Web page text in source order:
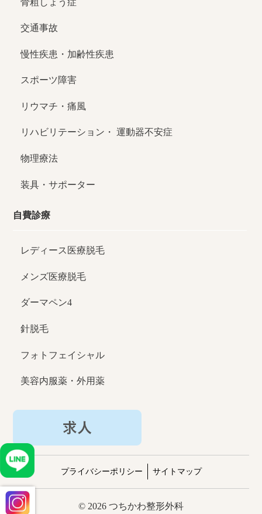
交通事故
慢性疾患・加齢性疾患
スポーツ障害
リウマチ・痛風
リハビリテーション・ 運動器不安症
物理療法
装具・サポーター
自費診療
レディース医療脱毛
メンズ医療脱毛
ダーマペン4
針脱毛
フォトフェイシャル
美容内服薬・外用薬
プライバシーポリシー サイトマップ
© 2026 つちかわ整形外科